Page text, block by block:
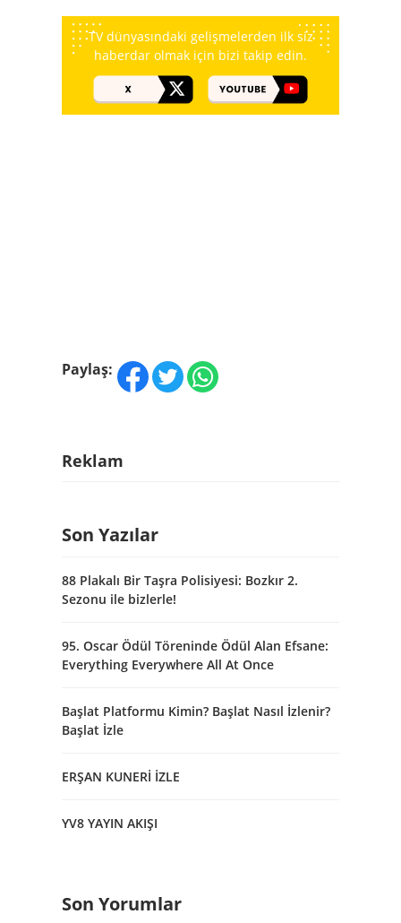
TV dünyasındaki gelişmelerden ilk siz
haberdar olmak için bizi takip edin.
Paylaş:
Reklam
Son Yazılar
88 Plakalı Bir Taşra Polisiyesi: Bozkır 2.
Sezonu ile bizlerle!
95. Oscar Ödül Töreninde Ödül Alan Efsane:
Everything Everywhere All At Once
Başlat Platformu Kimin? Başlat Nasıl İzlenir?
Başlat İzle
ERŞAN KUNERİ İZLE
YV8 YAYIN AKIŞI
Son Yorumlar